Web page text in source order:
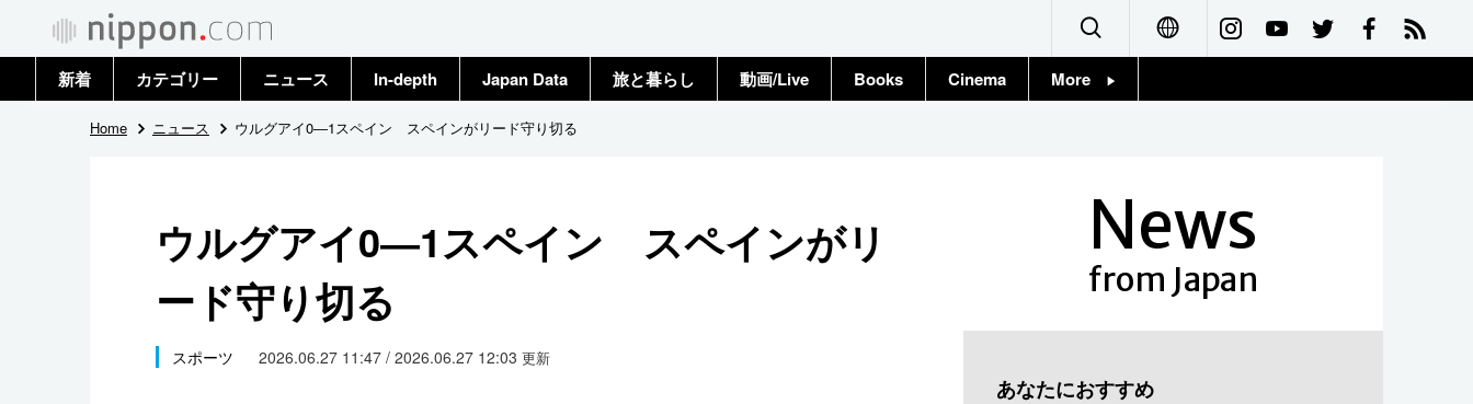
Français
新着 カテゴリー
政治・外交
国際
社会
文化
ニュース
トップ
In-depth Japan Data 旅と暮らし 動画/Live Books Cinema More
Home ニュース ウルグアイ0―1スペイン スペインがリード守り切る
ウルグアイ0―1スペイン スペインがリ
ード守り切る
スポーツ 2026.06.27 11:47 / 2026.06.27 12:03 更新
News
from Japan
あなたにおすすめ